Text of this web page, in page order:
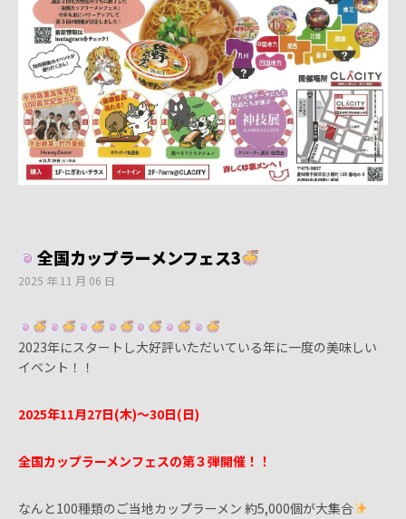
全国カップラーメンフェス3
2025 年 11 月 06 日
2023年にスタートし大好評いただいている年に一度の美味しい
イベント！！
2025年11月27日(木)〜30日(日)
全国カップラーメンフェスの第３弾開催！！
なんと100種類のご当地カップラーメン 約5,000個が大集合